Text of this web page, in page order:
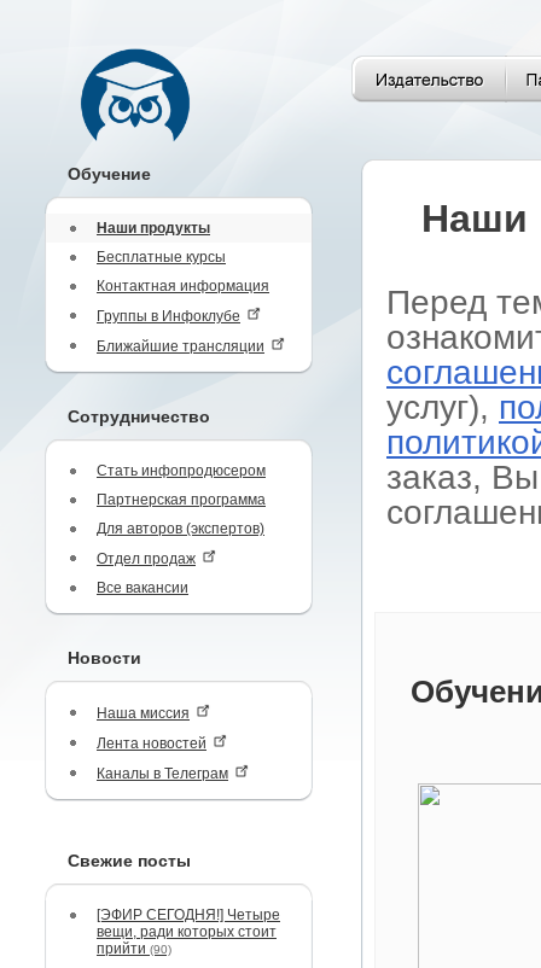
Обучение
Наши продукты
Бесплатные курсы
Контактная информация
Группы в Инфоклубе
Ближайшие трансляции
Сотрудничество
Стать инфопродюсером
Партнерская программа
Для авторов (экспертов)
Отдел продаж
Все вакансии
Новости
Наша миссия
Лента новостей
Каналы в Телеграм
Свежие посты
[ЭФИР СЕГОДНЯ!] Четыре
вещи, ради которых стоит
прийти (90)
Наши
Перед
услуг),
заказ,